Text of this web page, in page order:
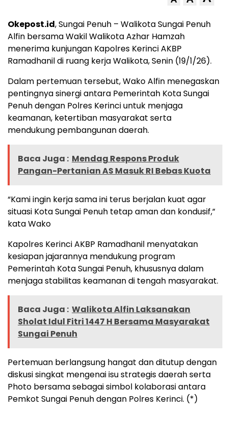
Okepost.id, Sungai Penuh – Walikota Sungai Penuh
Alfin bersama Wakil Walikota Azhar Hamzah
menerima kunjungan Kapolres Kerinci AKBP
Ramadhanil di ruang kerja Walikota, Senin (19/1/26).
Dalam pertemuan tersebut, Wako Alfin menegaskan
pentingnya sinergi antara Pemerintah Kota Sungai
Penuh dengan Polres Kerinci untuk menjaga
keamanan, ketertiban masyarakat serta
mendukung pembangunan daerah.
Baca Juga : Mendag Respons Produk
Pangan-Pertanian AS Masuk RI Bebas Kuota
“Kami ingin kerja sama ini terus berjalan kuat agar
situasi Kota Sungai Penuh tetap aman dan kondusif,”
kata Wako
Kapolres Kerinci AKBP Ramadhanil menyatakan
kesiapan jajarannya mendukung program
Pemerintah Kota Sungai Penuh, khususnya dalam
menjaga stabilitas keamanan di tengah masyarakat.
Baca Juga : Walikota Alfin Laksanakan
Sholat Idul Fitri 1447 H Bersama Masyarakat
Sungai Penuh
Pertemuan berlangsung hangat dan ditutup dengan
diskusi singkat mengenai isu strategis daerah serta
Photo bersama sebagai simbol kolaborasi antara
Pemkot Sungai Penuh dengan Polres Kerinci. (*)